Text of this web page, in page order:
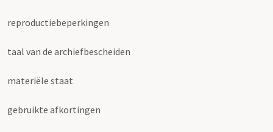
reproductiebeperkingen
taal van de archiefbescheiden
materiële staat
gebruikte afkortingen